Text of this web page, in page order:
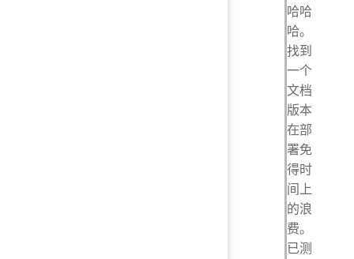
哈哈
哈。
找到
一个
文档
版本
在部
署免
得时
间上
的浪
费。
已测